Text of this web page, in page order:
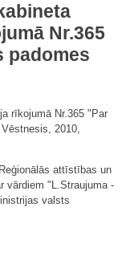
Nr.365
padomes
rīkojumā Nr.365 "Par
2010,
attīstības un
vārdiem "L.Straujuma -
valsts